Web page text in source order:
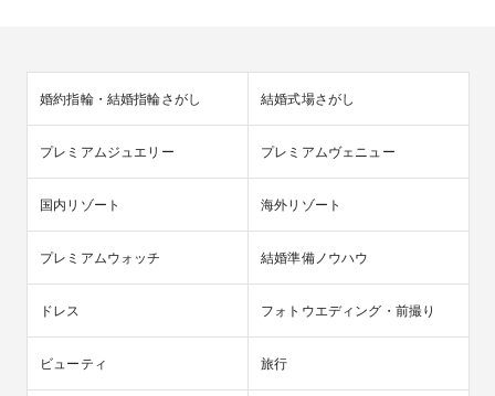
婚約指輪・結婚指輪さがし 結婚式場さがし
プレミアムジュエリー プレミアムヴェニュー
国内リゾート 海外リゾート
プレミアムウォッチ 結婚準備ノウハウ
ドレス フォトウエディング・前撮り
ビューティ 旅行